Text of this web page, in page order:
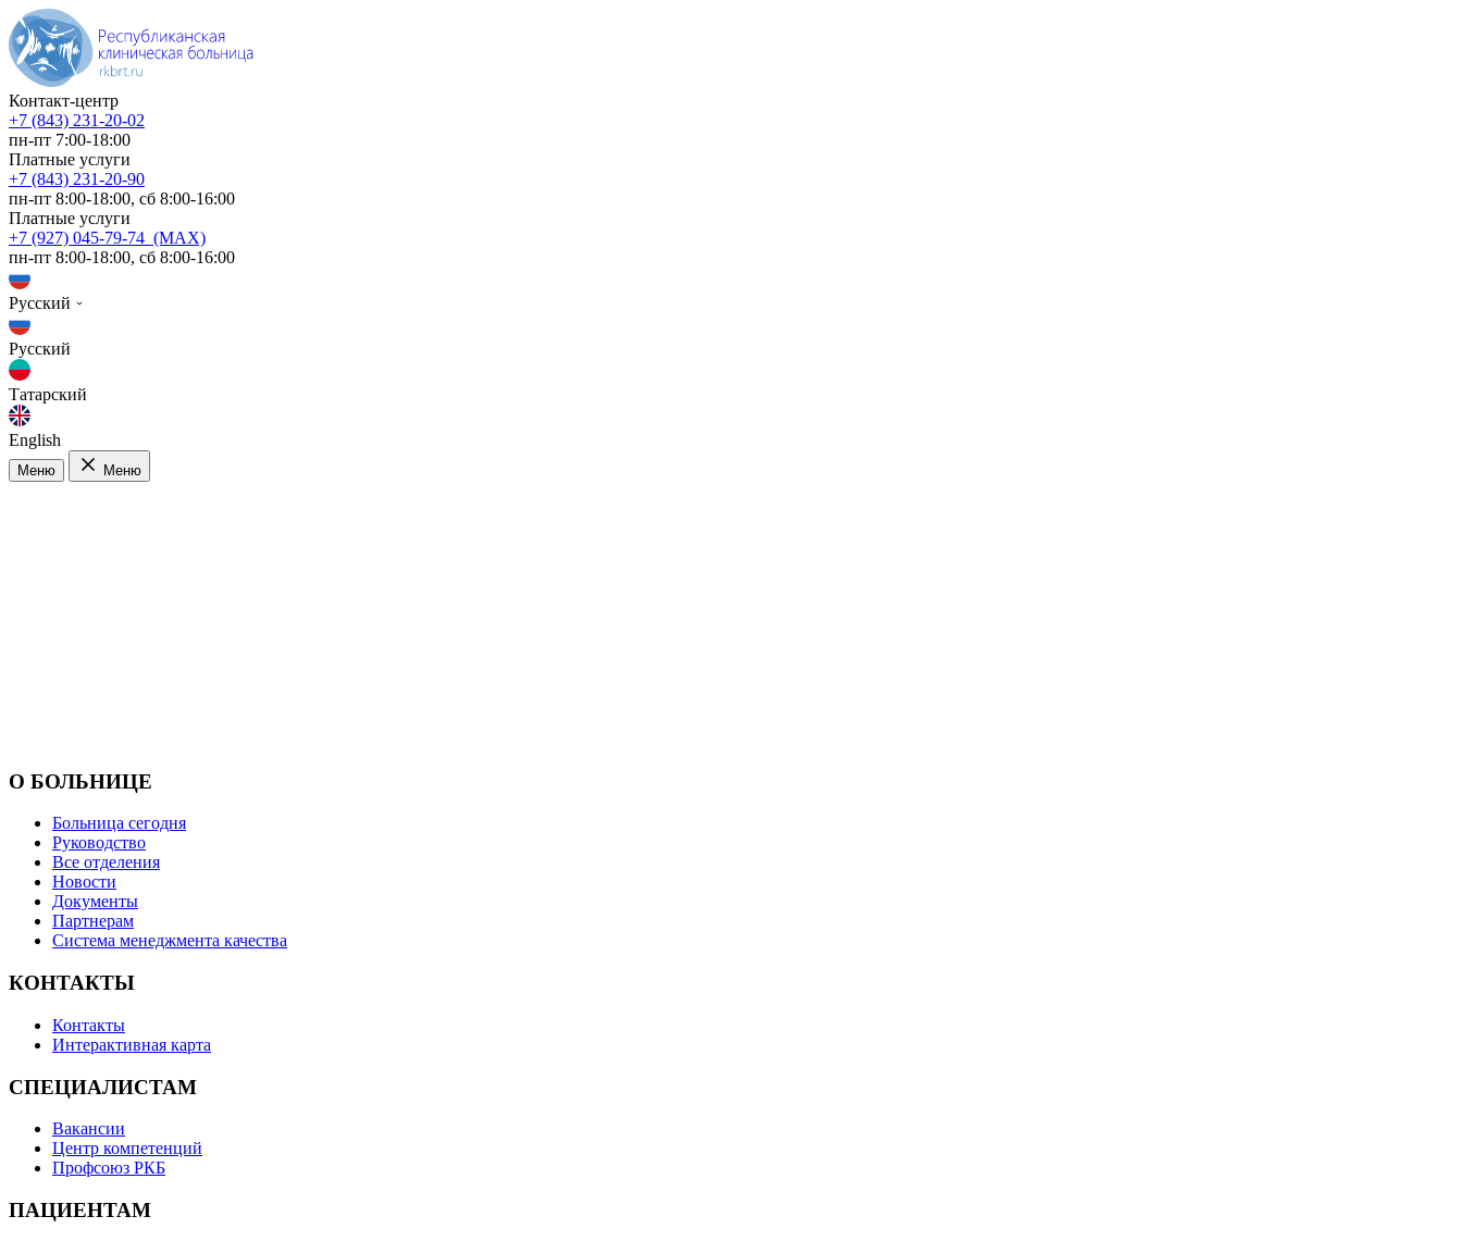
Контакт-центр
+7 (843) 231-20-02
пн-пт 7:00-18:00
Платные услуги
+7 (843) 231-20-90
пн-пт 8:00-18:00, сб 8:00-16:00
Платные услуги
+7 (927) 045-79-74 (MAX)
пн-пт 8:00-18:00, сб 8:00-16:00
Русский
Русский
Татарский
English
Меню Меню
О БОЛЬНИЦЕ
Больница сегодня
Руководство
Все отделения
Новости
Документы
Партнерам
Система менеджмента качества
КОНТАКТЫ
Контакты
Интерактивная карта
СПЕЦИАЛИСТАМ
Вакансии
Центр компетенций
Профсоюз РКБ
ПАЦИЕНТАМ